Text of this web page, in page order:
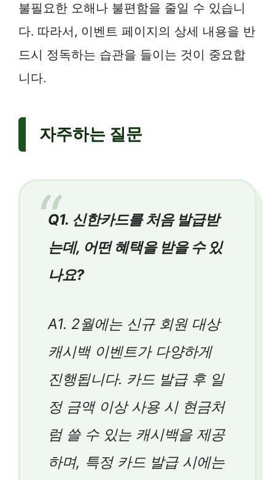
불필요한 오해나 불편함을 줄일 수 있습니
다. 따라서, 이벤트 페이지의 상세 내용을 반
드시 정독하는 습관을 들이는 것이 중요합
니다.
자주하는 질문
Q1. 신한카드를 처음 발급받
는데, 어떤 혜택을 받을 수 있
나요?
A1. 2월에는 신규 회원 대상
캐시백 이벤트가 다양하게
진행됩니다. 카드 발급 후 일
정 금액 이상 사용 시 현금처
럼 쓸 수 있는 캐시백을 제공
하며, 특정 카드 발급 시에는